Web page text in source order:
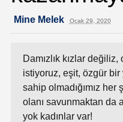
Mine Melek Ocak 29, 2020
Damızlık kızlar değiliz,
istiyoruz, eşit, özgür bir
sahip olmadığımız
olanı savun­maktan da
yok kadınlar var!